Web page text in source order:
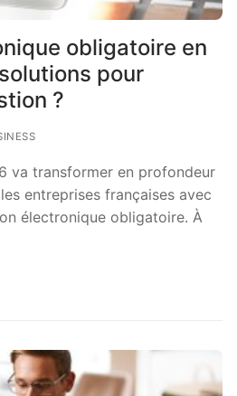
obligatoire en
pour
?
va transformer en profondeur
entreprises françaises avec
électronique obligatoire. À